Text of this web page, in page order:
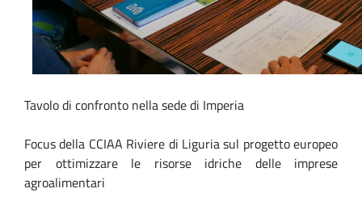
Tavolo di confronto nella sede di Imperia
Focus della CCIAA Riviere di Liguria sul progetto europeo
per ottimizzare le risorse idriche delle imprese
agroalimentari